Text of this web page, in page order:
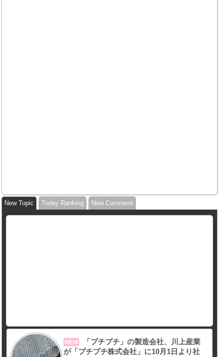
New Topic Today Ranking New Comment
NEW
「プチプチ」の製造会社、川上産業
が「プチプチ株式会社」に10月1日より社